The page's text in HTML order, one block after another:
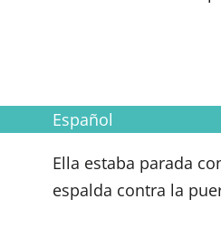
Español
Ella estaba parada
espalda contra la